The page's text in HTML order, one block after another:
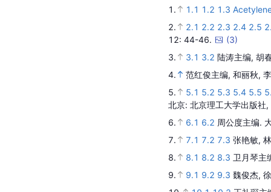
1. 1.1 1.2 1.3
2.
2.1 2.2 2.3 2.4 2.5
12: 44-46. (3)
3.
3.1 3.2 陆涛主编, 胡
4.
范红俊主编, 和丽秋,
5.
5.1 5.2 5.3 5.4 5.5
北京: 北京理工大学出版社,
6.
6.1 6.2 周公度主编.
7.
7.1 7.2 7.3 张艳敏,
8.
8.1 8.2 8.3 卫月琴主
9.
9.1 9.2 9.3 魏俊杰,